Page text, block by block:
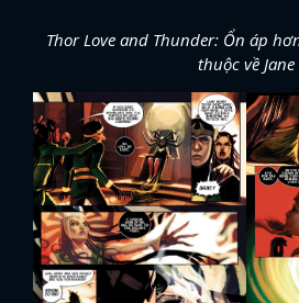
Thor Love and Thunder: Ổn áp
thuộc về Jane